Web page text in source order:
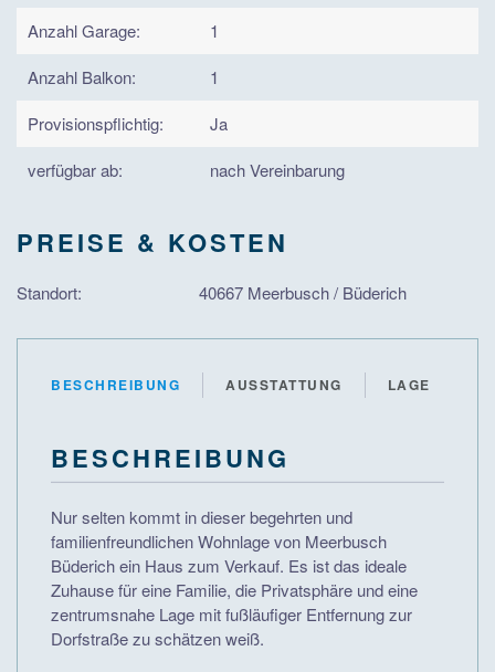
Anzahl Garage:
1
Anzahl Balkon:
1
Provisionspflichtig:
Ja
verfügbar ab:
nach Vereinbarung
PREISE & KOSTEN
Standort: 40667 Meerbusch / Büderich
BESCHREIBUNG AUSSTATTUNG LAGE
BESCHREIBUNG
Nur selten kommt in dieser begehrten und
familienfreundlichen Wohnlage von Meerbusch
Büderich ein Haus zum Verkauf. Es ist das ideale
Zuhause für eine Familie, die Privatsphäre und eine
zentrumsnahe Lage mit fußläufiger Entfernung zur
Dorfstraße zu schätzen weiß.